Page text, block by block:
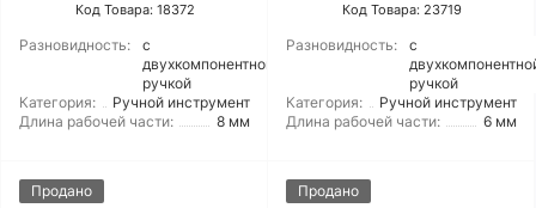
Код Товара: 18372
Разновидность:
с
двухкомпонентной
ручкой
Категория:
Ручной инструмент
Длина рабочей части:
8 мм
Код Товара: 23719
Разновидность:
с
ручкой
Категория:
Ручной инструмент
Длина рабочей части:
6 мм
Продано Продано